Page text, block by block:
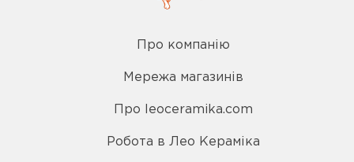
Про компанію
Мережа магазинів
Про leoceramika.com
Робота в Лео Кераміка